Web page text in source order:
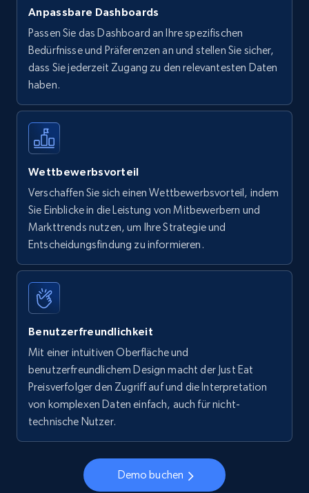
Anpassbare Dashboards
Passen Sie das Dashboard an Ihre spezifischen
Bedürfnisse und Präferenzen an und stellen Sie sicher,
dass Sie jederzeit Zugang zu den relevantesten Daten
haben.
Wettbewerbsvorteil
Verschaffen Sie sich einen Wettbewerbsvorteil, indem
Sie Einblicke in die Leistung von Mitbewerbern und
Markttrends nutzen, um Ihre Strategie und
Entscheidungsfindung zu informieren.
Benutzerfreundlichkeit
Mit einer intuitiven Oberfläche und
benutzerfreundlichem Design macht der Just Eat
Preisverfolger den Zugriff auf und die Interpretation
von komplexen Daten einfach, auch für nicht-
technische Nutzer.
Demo buchen